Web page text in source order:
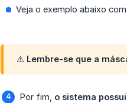
Veja o exemplo abaixo
⚠️ Lembre-se que a
Por fim, o sistema